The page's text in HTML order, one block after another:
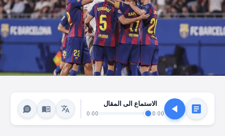
الاستماع الى المقال
0:00
0:00